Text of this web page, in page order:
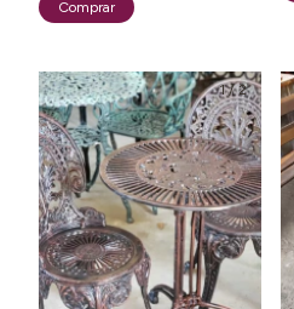
1/2